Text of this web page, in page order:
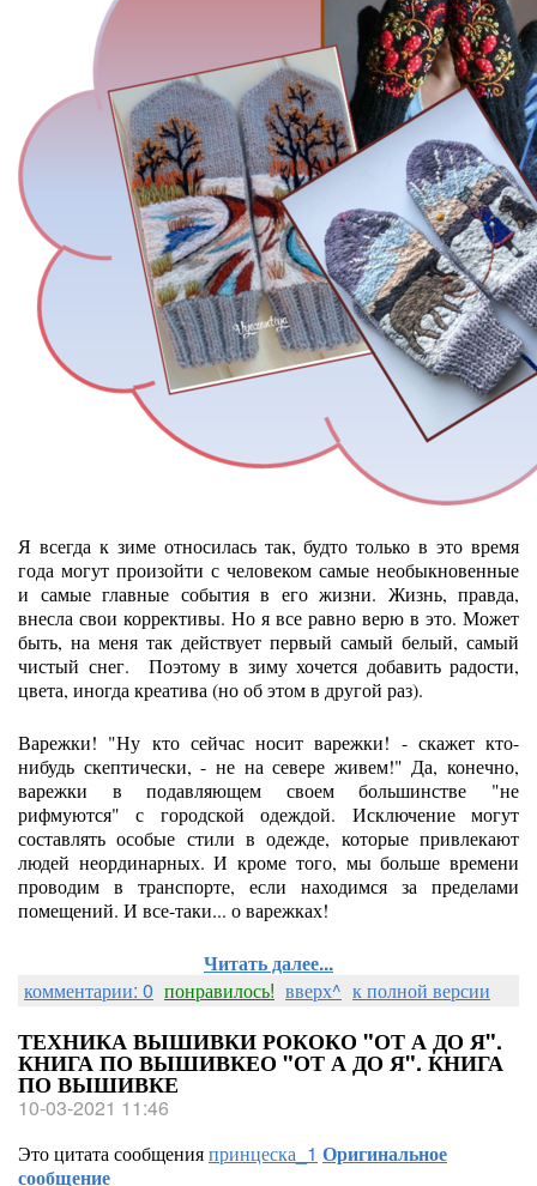
Я всегда к зиме относилась так, будто только в это время
года могут произойти с человеком самые необыкновенные
и самые главные события в его жизни. Жизнь, правда,
внесла свои коррективы. Но я все равно верю в это. Может
быть, на меня так действует первый самый белый, самый
чистый снег. Поэтому в зиму хочется добавить радости,
цвета, иногда креатива (но об этом в другой раз).
Варежки! "Ну кто сейчас носит варежки! - скажет кто-
нибудь скептически, - не на севере живем!" Да, конечно,
варежки в подавляющем своем большинстве "не
рифмуются" с городской одеждой. Исключение могут
составлять особые стили в одежде, которые привлекают
людей неординарных. И кроме того, мы больше времени
проводим в транспорте, если находимся за пределами
помещений. И все-таки... о варежках!
Читать далее...
комментарии: 0 понравилось! вверх^ к полной версии
ТЕХНИКА ВЫШИВКИ РОКОКО "ОТ А ДО Я".
КНИГА ПО ВЫШИВКЕО "ОТ А ДО Я". КНИГА
ПО ВЫШИВКЕ
10-03-2021 11:46
Это цитата сообщенияпринцеска_1 Оригинальное
сообщение